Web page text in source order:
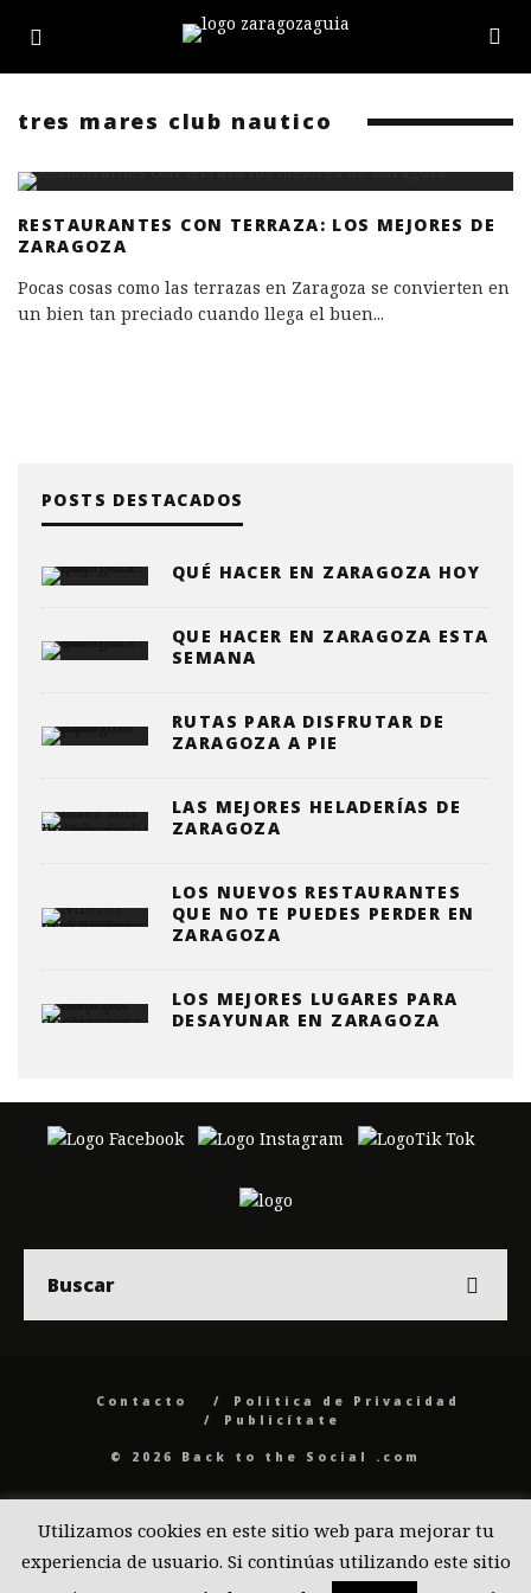
tres mares club nautico
RESTAURANTES CON TERRAZA: LOS MEJORES DE
ZARAGOZA
Pocas cosas como las terrazas en Zaragoza se convierten en
un bien tan preciado cuando llega el buen...
POSTS DESTACADOS
QUÉ HACER EN ZARAGOZA HOY
QUE HACER EN ZARAGOZA ESTA
SEMANA
RUTAS PARA DISFRUTAR DE
ZARAGOZA A PIE
LAS MEJORES HELADERÍAS DE
ZARAGOZA
LOS NUEVOS RESTAURANTES
QUE NO TE PUEDES PERDER EN
ZARAGOZA
LOS MEJORES LUGARES PARA
DESAYUNAR EN ZARAGOZA
Contacto
Politica de Privacidad
Publicítate
© 2026 Back to the Social .com
Utilizamos cookies en este sitio web para mejorar tu
experiencia de usuario. Si continúas utilizando este sitio